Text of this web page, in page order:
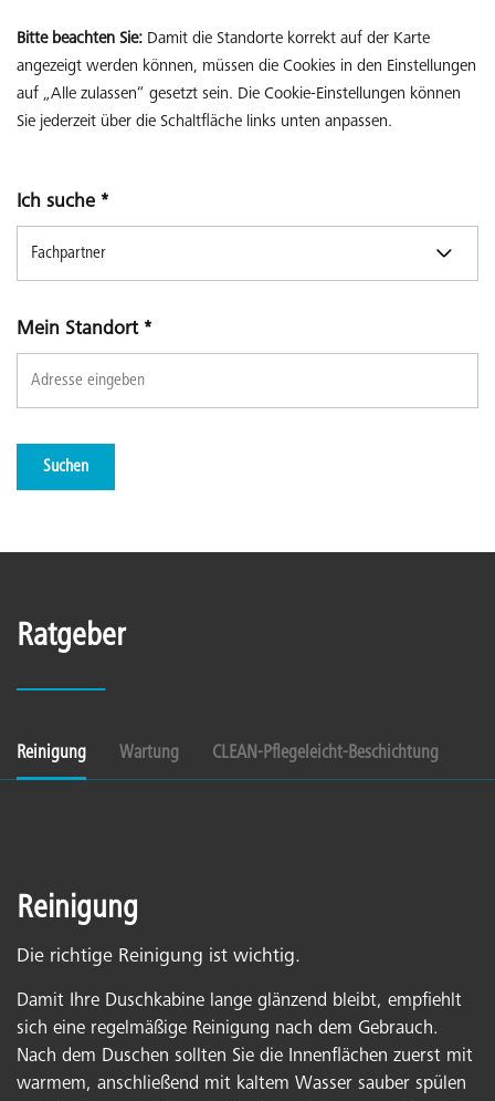
Bitte beachten Sie: Damit die Standorte korrekt auf der Karte
angezeigt werden können, müssen die Cookies in den Einstellungen
auf „Alle zulassen“ gesetzt sein. Die Cookie-Einstellungen können
Sie jederzeit über die Schaltfläche links unten anpassen.
Ich suche *
Mein Standort *
Suchen
Ratgeber
Reinigung Wartung CLEAN-Pflegeleicht-Beschichtung
Reinigung
Die richtige Reinigung ist wichtig.
Damit Ihre Duschkabine lange glänzend bleibt, empfiehlt
sich eine regelmäßige Reinigung nach dem Gebrauch.
Nach dem Duschen sollten Sie die Innenflächen zuerst mit
warmem, anschließend mit kaltem Wasser sauber spülen